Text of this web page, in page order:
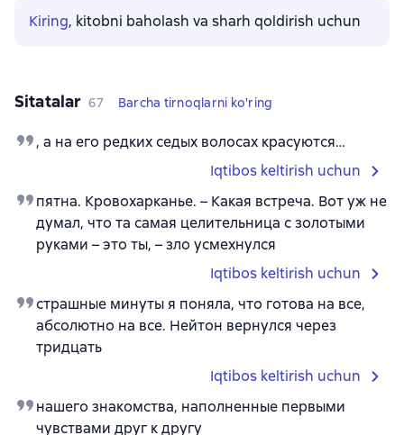
Kiring, kitobni baholash va sharh qoldirish uchun
Sitatalar 67 Barcha tirnoqlarni ko'ring
, а на его редких седых волосах красуются…
Iqtibos keltirish uchun
пятна. Кровохарканье. – Какая встреча. Вот уж не
думал, что та самая целительница с золотыми
руками – это ты, – зло усмехнулся
Iqtibos keltirish uchun
страшные минуты я поняла, что готова на все,
абсолютно на все. Нейтон вернулся через
тридцать
Iqtibos keltirish uchun
нашего знакомства, наполненные первыми
чувствами друг к другу